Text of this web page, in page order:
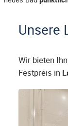
Unsere
Wir bieten
Festpreis in